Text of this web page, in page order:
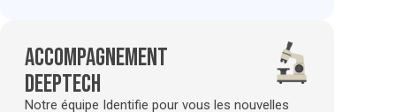
Accompagnement
deeptech
Notre équipe Identifie pour vous les nouvelles